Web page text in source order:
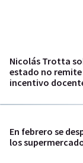
Nicolás Trotta
estado no
incentivo
En febrero se
los